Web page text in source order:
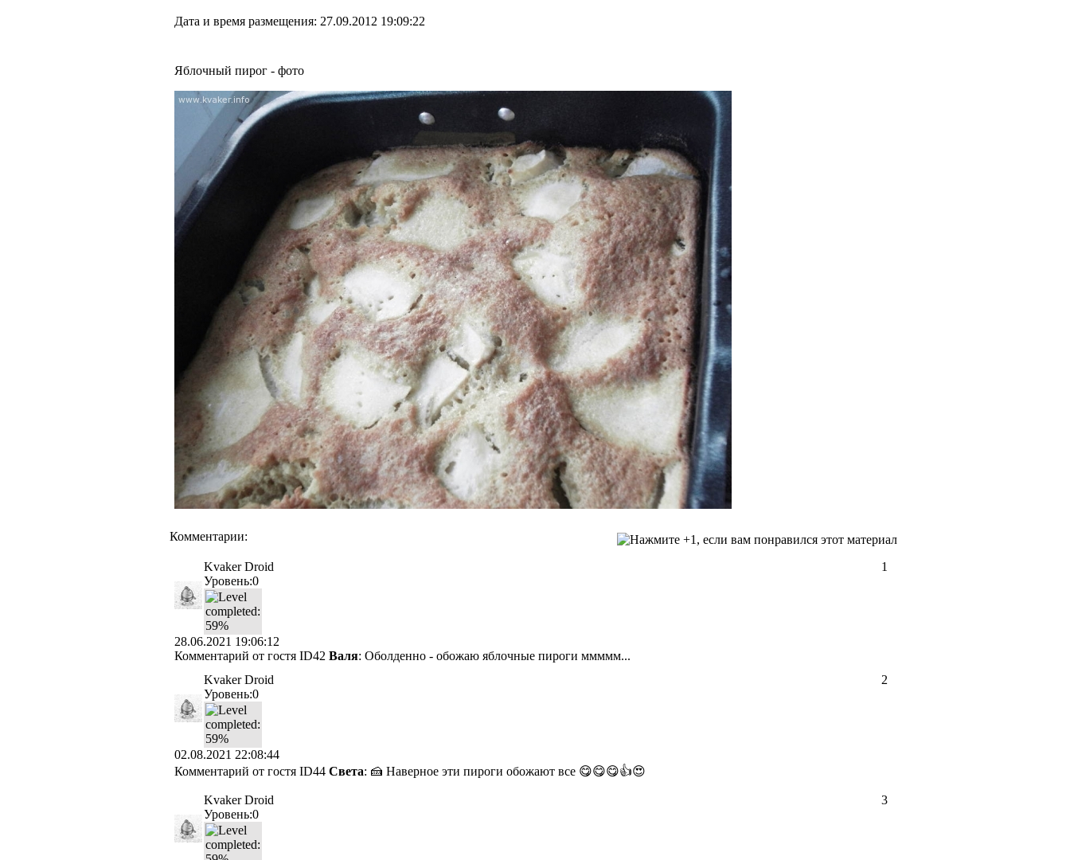
Дата и время размещения: 27.09.2012 19:09:22
Яблочный пирог - фото
Комментарии:
Kvaker Droid
Уровень:0
28.06.2021 19:06:12
Комментарий от гостя ID42 Валя: Оболденно - обожаю яблочные пироги ммммм...
1
Kvaker Droid
Уровень:0
02.08.2021 22:08:44
Комментарий от гостя ID44 Света: 🍰 Наверное эти пироги обожают все 😋😋😋👍😍
2
Kvaker Droid
Уровень:0
3